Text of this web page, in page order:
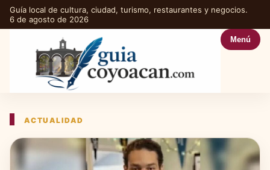
Guía local de cultura, ciudad, turismo, restaurantes y negocios.
6 de agosto de 2026
Menú
ACTUALIDAD